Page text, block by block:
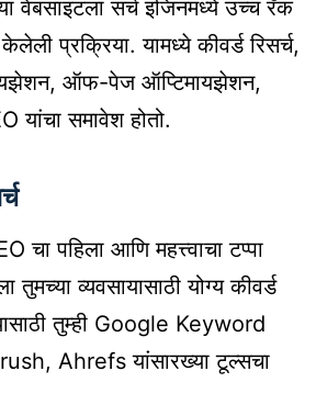
वेबसाइटला सर्च इंजिनमध्ये उच्च रँक
प्रक्रिया. यामध्ये कीवर्ड रिसर्च,
ऑफ-पेज ऑप्टिमायझेशन,
यांचा समावेश होतो.
चा पहिला आणि महत्त्वाचा टप्पा
तुमच्या व्यवसायासाठी योग्य कीवर्ड
तुम्ही Google Keyword
Ahrefs यांसारख्या टूल्सचा